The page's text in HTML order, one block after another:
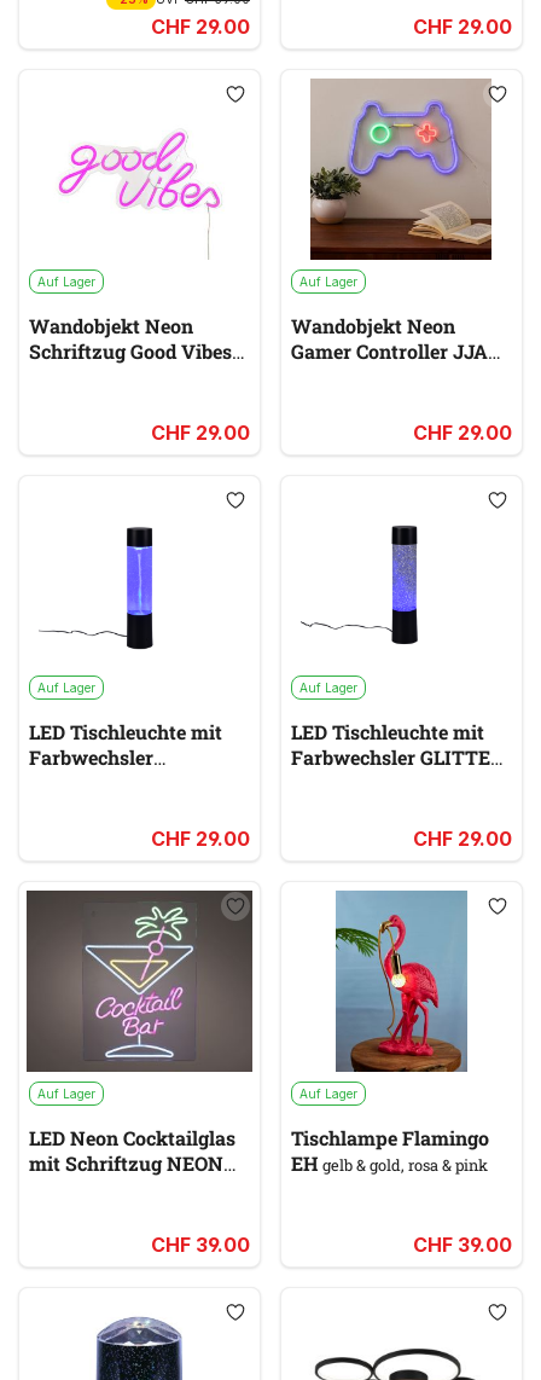
CHF 29.00 CHF 29.00
Auf Lager
Wandobjekt Neon
Schriftzug Good Vibes
CHF 29.00
Auf Lager
Wandobjekt Neon
Gamer Controller JJA
CHF 29.00
Auf Lager
LED Tischleuchte mit
Farbwechsler
CHF 29.00
Auf Lager
LED Tischleuchte mit
Farbwechsler GLITTER
CHF 29.00
Auf Lager
LED Neon Cocktailglas
mit Schriftzug NEON
CHF 39.00
Auf Lager
Tischlampe Flamingo
EH gelb & gold, rosa & pink
CHF 39.00